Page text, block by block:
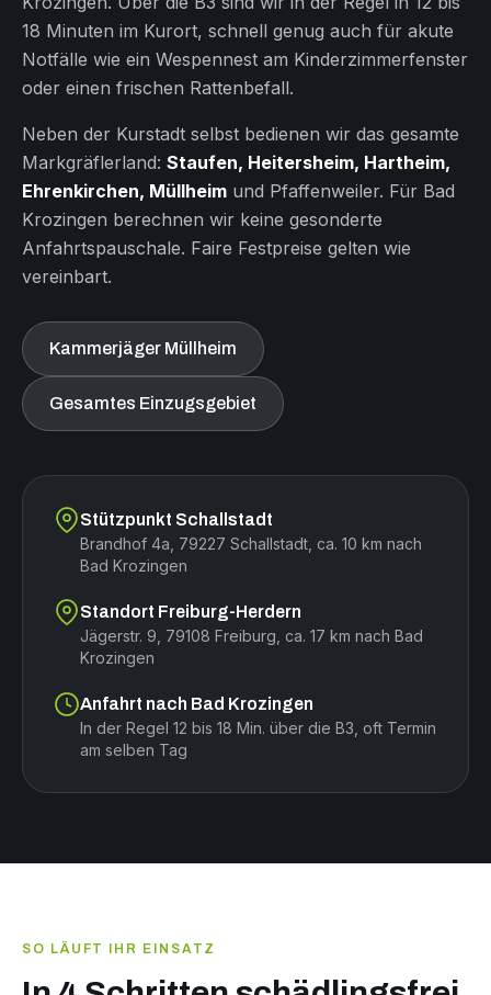
18 Minuten im Kurort, schnell genug auch für akute
Notfälle wie ein Wespennest am Kinderzimmerfenster
oder einen frischen Rattenbefall.
Neben der Kurstadt selbst bedienen wir das gesamte
Markgräflerland: Staufen, Heitersheim, Hartheim,
Ehrenkirchen, Müllheim und Pfaffenweiler. Für Bad
Krozingen berechnen wir keine gesonderte
Anfahrtspauschale. Faire Festpreise gelten wie
vereinbart.
Kammerjäger Müllheim
Gesamtes Einzugsgebiet
Stützpunkt Schallstadt
Brandhof 4a, 79227 Schallstadt, ca. 10 km nach
Bad Krozingen
Standort Freiburg-Herdern
Jägerstr. 9, 79108 Freiburg, ca. 17 km nach Bad
Krozingen
Anfahrt nach Bad Krozingen
In der Regel 12 bis 18 Min. über die B3, oft Termin
am selben Tag
SO LÄUFT IHR EINSATZ